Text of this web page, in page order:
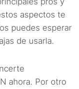
aspectos te
puedes esperar
de usarla.
ahora. Por otro